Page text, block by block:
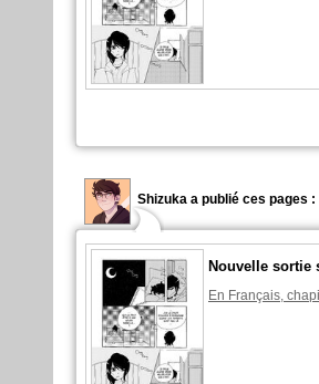
Shizuka a publié ces pages :
Nouvelle sortie
En Français,